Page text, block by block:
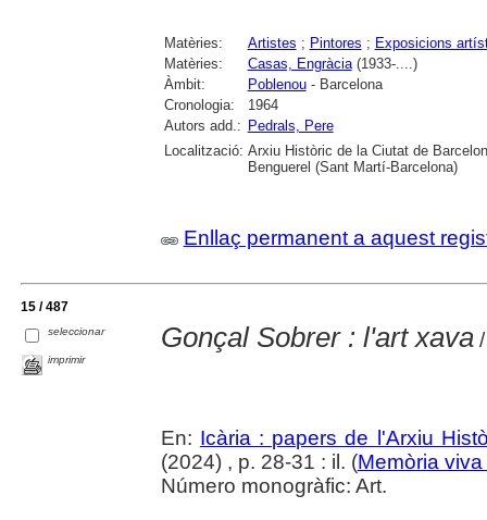
Matèries: Artistes ; Pintores ; Exposicions
Matèries:
Casas, Engràcia(1933-....)
Àmbit:
Poblenou- Barcelona
Cronologia:
1964
Autors add.: Pedrals, Pere
Localització: Arxiu Històric de la Ciutat de
Benguerel (Sant Martí-Barcelona)
Enllaç permanent a aquest
15 / 487
seleccionar
imprimir
Gonçal Sobrer : l'art xava/
En: Icària : papers de l'Arxiu
(2024) , p. 28-31 : il. (Memòria
Número monogràfic: Art.